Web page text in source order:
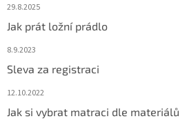
29.8.2025
Jak prát ložní prádlo
8.9.2023
Sleva za registraci
12.10.2022
Jak si vybrat matraci dle materiálů